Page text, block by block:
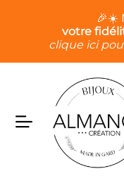
🎉☀️
votre
clique ici